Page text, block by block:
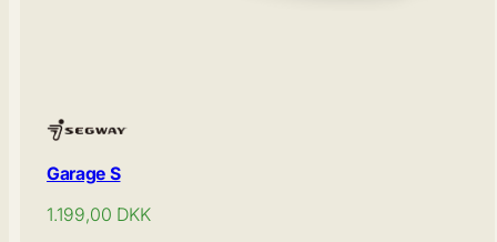
Garage S
Normal
1.199,00 DKK